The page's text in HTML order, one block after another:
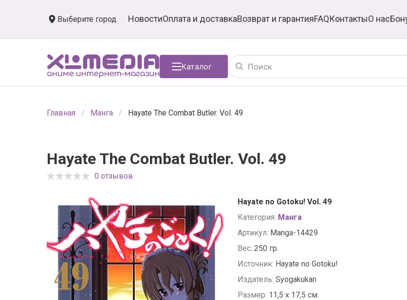
Выберите город НовостиОплата и доставкаВозврат и гарантияFAQКонтактыО нас
Каталог
Главная Манга Hayate The Combat Butler. Vol. 49
Hayate The Combat Butler. Vol. 49
0 отзывов
Hayate no Gotoku! Vol. 49
Категория: Манга
Артикул: Manga-14429
Вес: 250 гр.
Источник: Hayate no Gotoku!
Издатель: Syogakukan
Размер: 11,5 x 17,5 см.